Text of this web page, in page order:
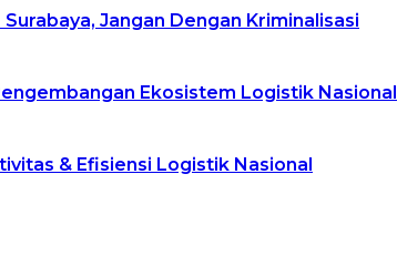
Jangan Dengan Kriminalisasi
Ekosistem Logistik Nasional
& Efisiensi Logistik Nasional